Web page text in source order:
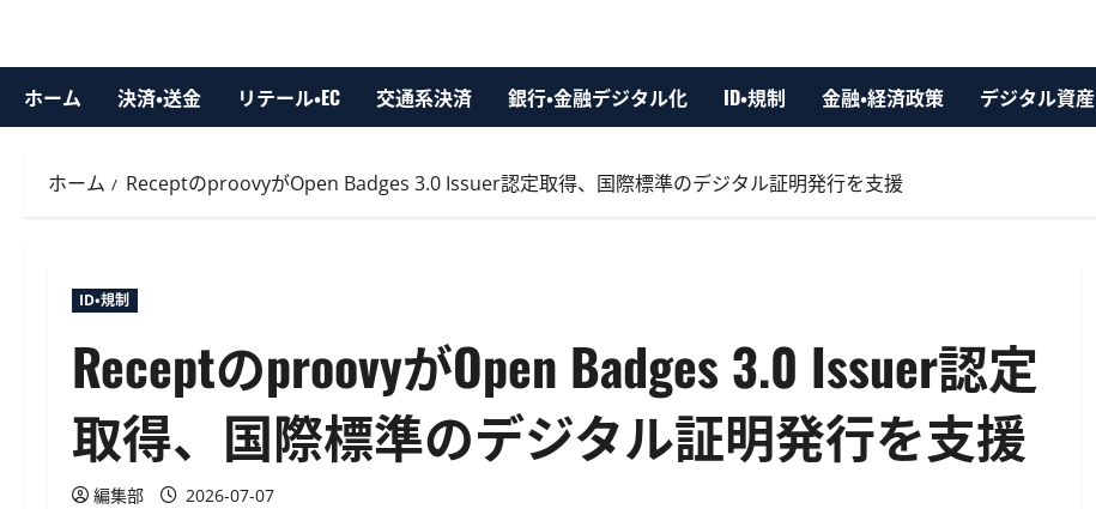
ホーム 決済・送金 リテール・EC 交通系決済 銀行・金融デジタル化 ID・規制 金融・経済政策 デジタル資産
ホーム ReceptのproovyがOpen Badges 3.0 Issuer認定取得、国際標準のデジタル証明発行を支援
ID・規制
ReceptのproovyがOpen Badges 3.0 Issuer認定
取得、国際標準のデジタル証明発行を支援
編集部 2026-07-07